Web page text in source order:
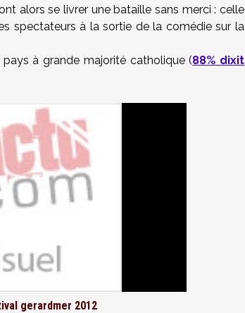
alors se livrer une bataille sans merci : celle
spectateurs à la sortie de la comédie sur la
à grande majorité catholique (88% dixit
gerardmer 2012